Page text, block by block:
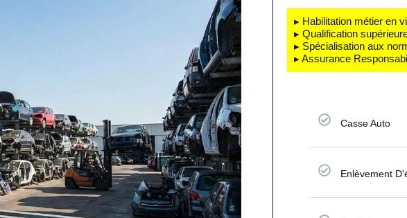
▸ Habilitation métier en
▸ Qualification
▸ Spécialisation aux
▸ Assurance
Casse Auto
Enlèvement